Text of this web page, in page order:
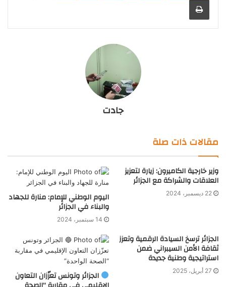
جادت
مقالات ذات صلة
وزير خارجية الكاميرون: زيارة لتعزيز
العلاقات والشراكة مع الجزائر
22 ديسمبر، 2024 اليوم الوطني للإمام: منارة للجهاد
والبناء في الجزائر
14 سبتمبر، 2024
الجزائر ترسخ السيادة الرقمية وتعزز
ثقافة الأمن السيبراني ضمن
استراتيجية وطنية جديدة
27 أبريل، 2025 الجزائر وتونس تعزّزان التعاون